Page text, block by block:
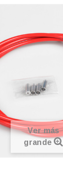
Ver más
grande